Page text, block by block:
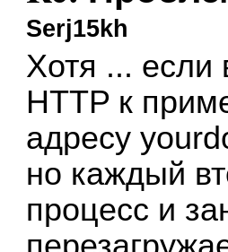
Serj15kh
Хотя ... если
HTTP к
адресу
но каждый
процесс и